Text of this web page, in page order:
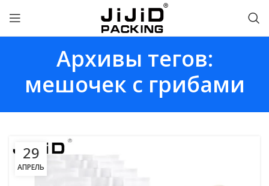
Архивы тегов:
мешочек с грибами
29
АПРЕЛЬ